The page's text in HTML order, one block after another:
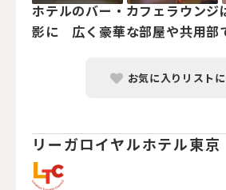
ホテルのバー・カフェラウンジ
影に 広く豪華な部屋や共用部
お気に入りリスト
リーガロイヤルホテル東京